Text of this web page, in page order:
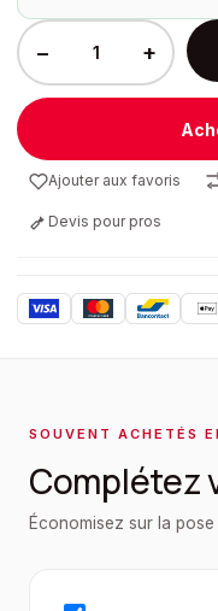
− +
Ajouter aux favoris
Devis pour pros
SOUVENT ACHETÉS
Complétez
Économisez sur la